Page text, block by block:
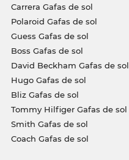
Carrera Gafas de sol
Polaroid Gafas de sol
Guess Gafas de sol
Boss Gafas de sol
David Beckham Gafas de sol
Hugo Gafas de sol
Bliz Gafas de sol
Tommy Hilfiger Gafas de sol
Smith Gafas de sol
Coach Gafas de sol